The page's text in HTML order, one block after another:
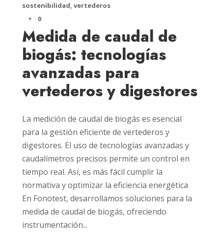
sostenibilidad, vertederos
•
0
Medida de caudal de
biogás: tecnologías
avanzadas para
vertederos y digestores
La medición de caudal de biogás es esencial
para la gestión eficiente de vertederos y
digestores. El uso de tecnologías avanzadas y
caudalímetros precisos permite un control en
tiempo real. Así, es más fácil cumplir la
normativa y optimizar la eficiencia energética
En Fonotest, desarrollamos soluciones para la
medida de caudal de biogás, ofreciendo
instrumentación...